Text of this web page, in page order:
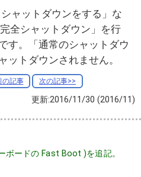
ャットダウンをする」な
全シャットダウン」を行
す。「通常のシャットダウ
ットダウンされません。
の記事 次の記事>>
更新:2016/11/30 (2016/11)
ボードの Fast Boot )を追記。